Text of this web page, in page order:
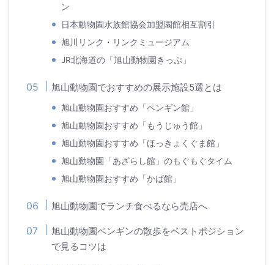
ン
日本動物園水族館協会加盟園館相互割引
旭川リンク・リンクミュージアム
JR北海道の「旭山動物園きっぷ」
旭山動物園でおすすめの展示施設5選とは
旭山動物園おすすめ「ペンギン館」
旭山動物園おすすめ「もうじゅう館」
旭山動物園おすすめ「ほっきょくぐま館」
旭山動物園「あざらし館」のもぐもぐタイム
旭山動物園おすすめ「かば館」
旭山動物園でランチ食べるなら売店へ
旭山動物園ペンギンの散歩をベストポジション
で見るコツは